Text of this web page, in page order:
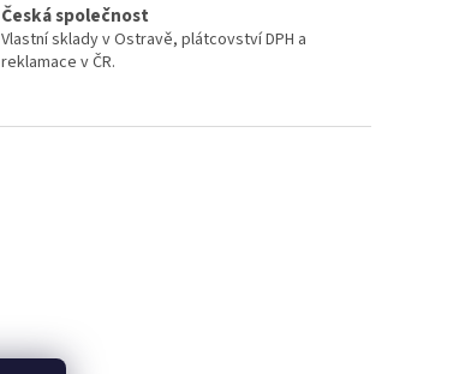
Česká společnost
Vlastní sklady v Ostravě, plátcovství DPH a
reklamace v ČR.